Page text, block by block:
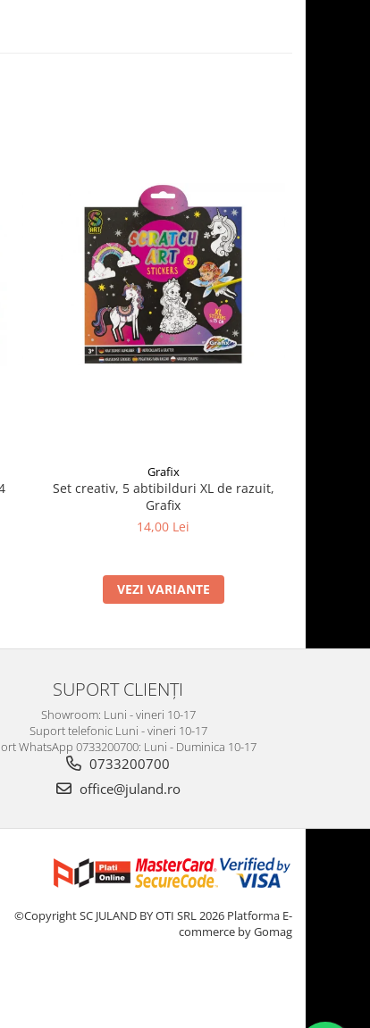
Grafix
Set creativ, 5 abtibilduri XL de razuit,
Grafix
14,00 Lei
VEZI VARIANTE
SUPORT CLIENȚI
Showroom: Luni - vineri 10-17
Suport telefonic Luni - vineri 10-17
WhatsApp 0733200700: Luni - Duminica 10-17
0733200700
office@juland.ro
©Copyright SC JULAND BY OTI SRL 2026 Platforma E-
commerce by Gomag